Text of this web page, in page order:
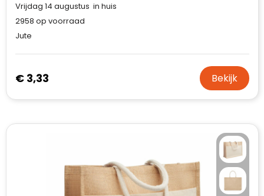
Vrijdag 14 augustus in huis
2958 op voorraad
Jute
€ 3,33 Bekijk